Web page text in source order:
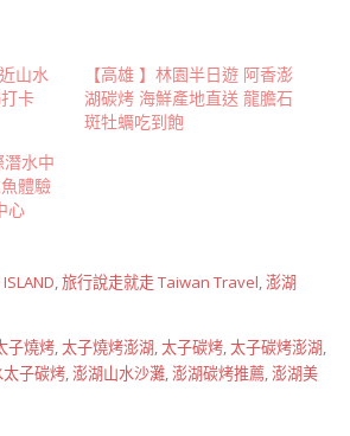
山水
卡
【高雄 】林園半日遊 阿香澎
湖碳烤 海鮮產地直送 龍膽石
斑牡蠣吃到飽
水中
體驗
心
,旅行說走就走 Taiwan Travel,澎湖
子燒烤,太子燒烤澎湖,太子碳烤,太子碳烤澎湖,
子碳烤,澎湖山水沙灘,澎湖碳烤推薦,澎湖美